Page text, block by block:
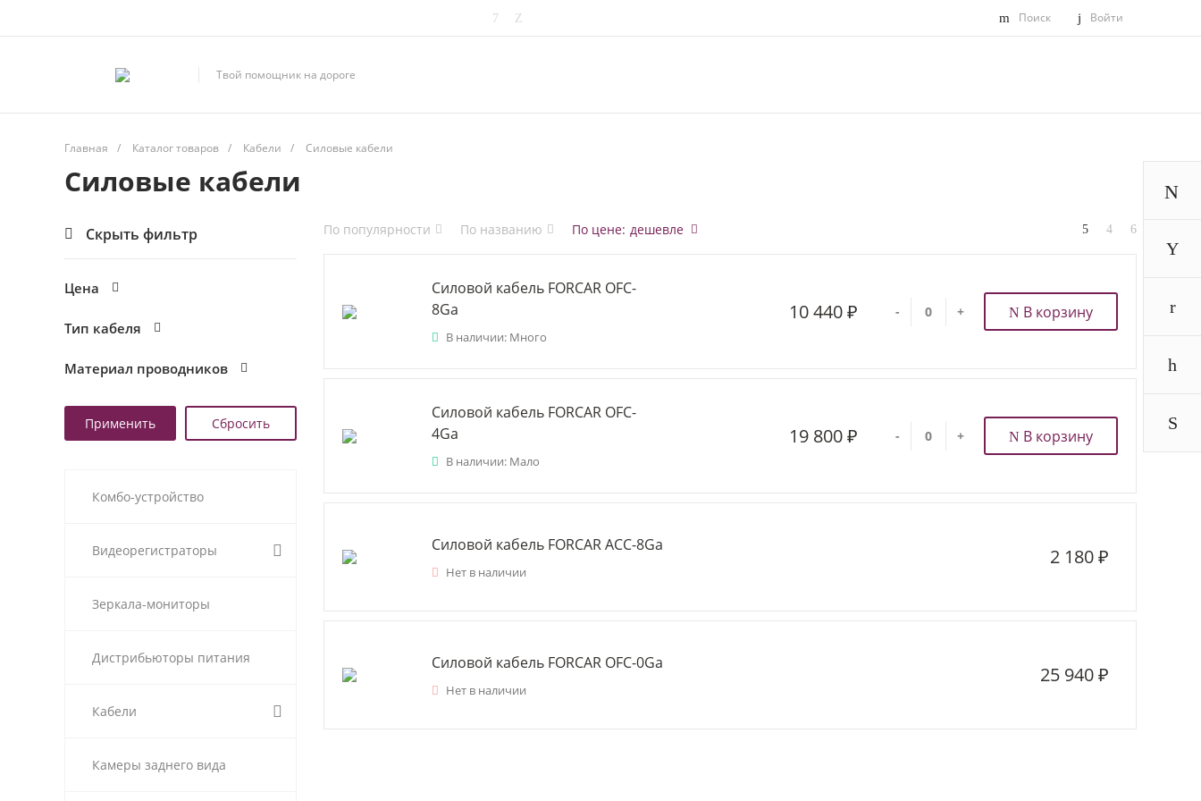
Поиск Войти
Твой помощник на дороге
Главная / Каталог товаров / Кабели / Силовые кабели
Силовые кабели
Скрыть фильтр
Цена
Тип кабеля
Материал проводников
Комбо-устройство
Видеорегистраторы
Зеркала-мониторы
Дистрибьюторы питания
Кабели
Камеры заднего вида
По популярности По названию По цене: дешевле
Силовой кабель FORCAR OFC-
8Ga
В наличии: Много
10 440 ₽ - + В корзину
Силовой кабель FORCAR OFC-
4Ga
В наличии: Мало
19 800 ₽ - + В корзину
Силовой кабель FORCAR ACC-8Ga
Нет в наличии
2 180 ₽
Силовой кабель FORCAR OFC-0Ga
Нет в наличии
25 940 ₽